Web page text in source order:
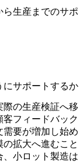
ら生産までのサポ
にサポートするか
際の生産検証へ移
フィードバック
需要が増加し始め
の拡大へ進むこと
、小ロット製造は